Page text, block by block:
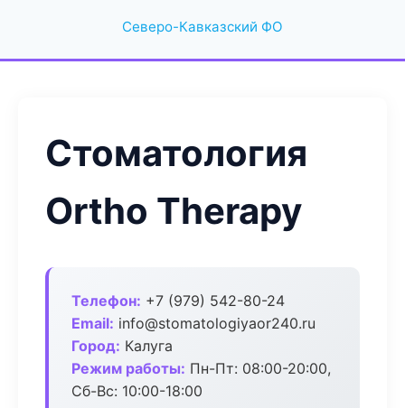
Северо-Кавказский ФО
Стоматология
Ortho Therapy
Телефон: +7 (979) 542-80-24
Email: info@stomatologiyaor240.ru
Город: Калуга
Режим работы: Пн-Пт: 08:00-20:00,
Сб-Вс: 10:00-18:00